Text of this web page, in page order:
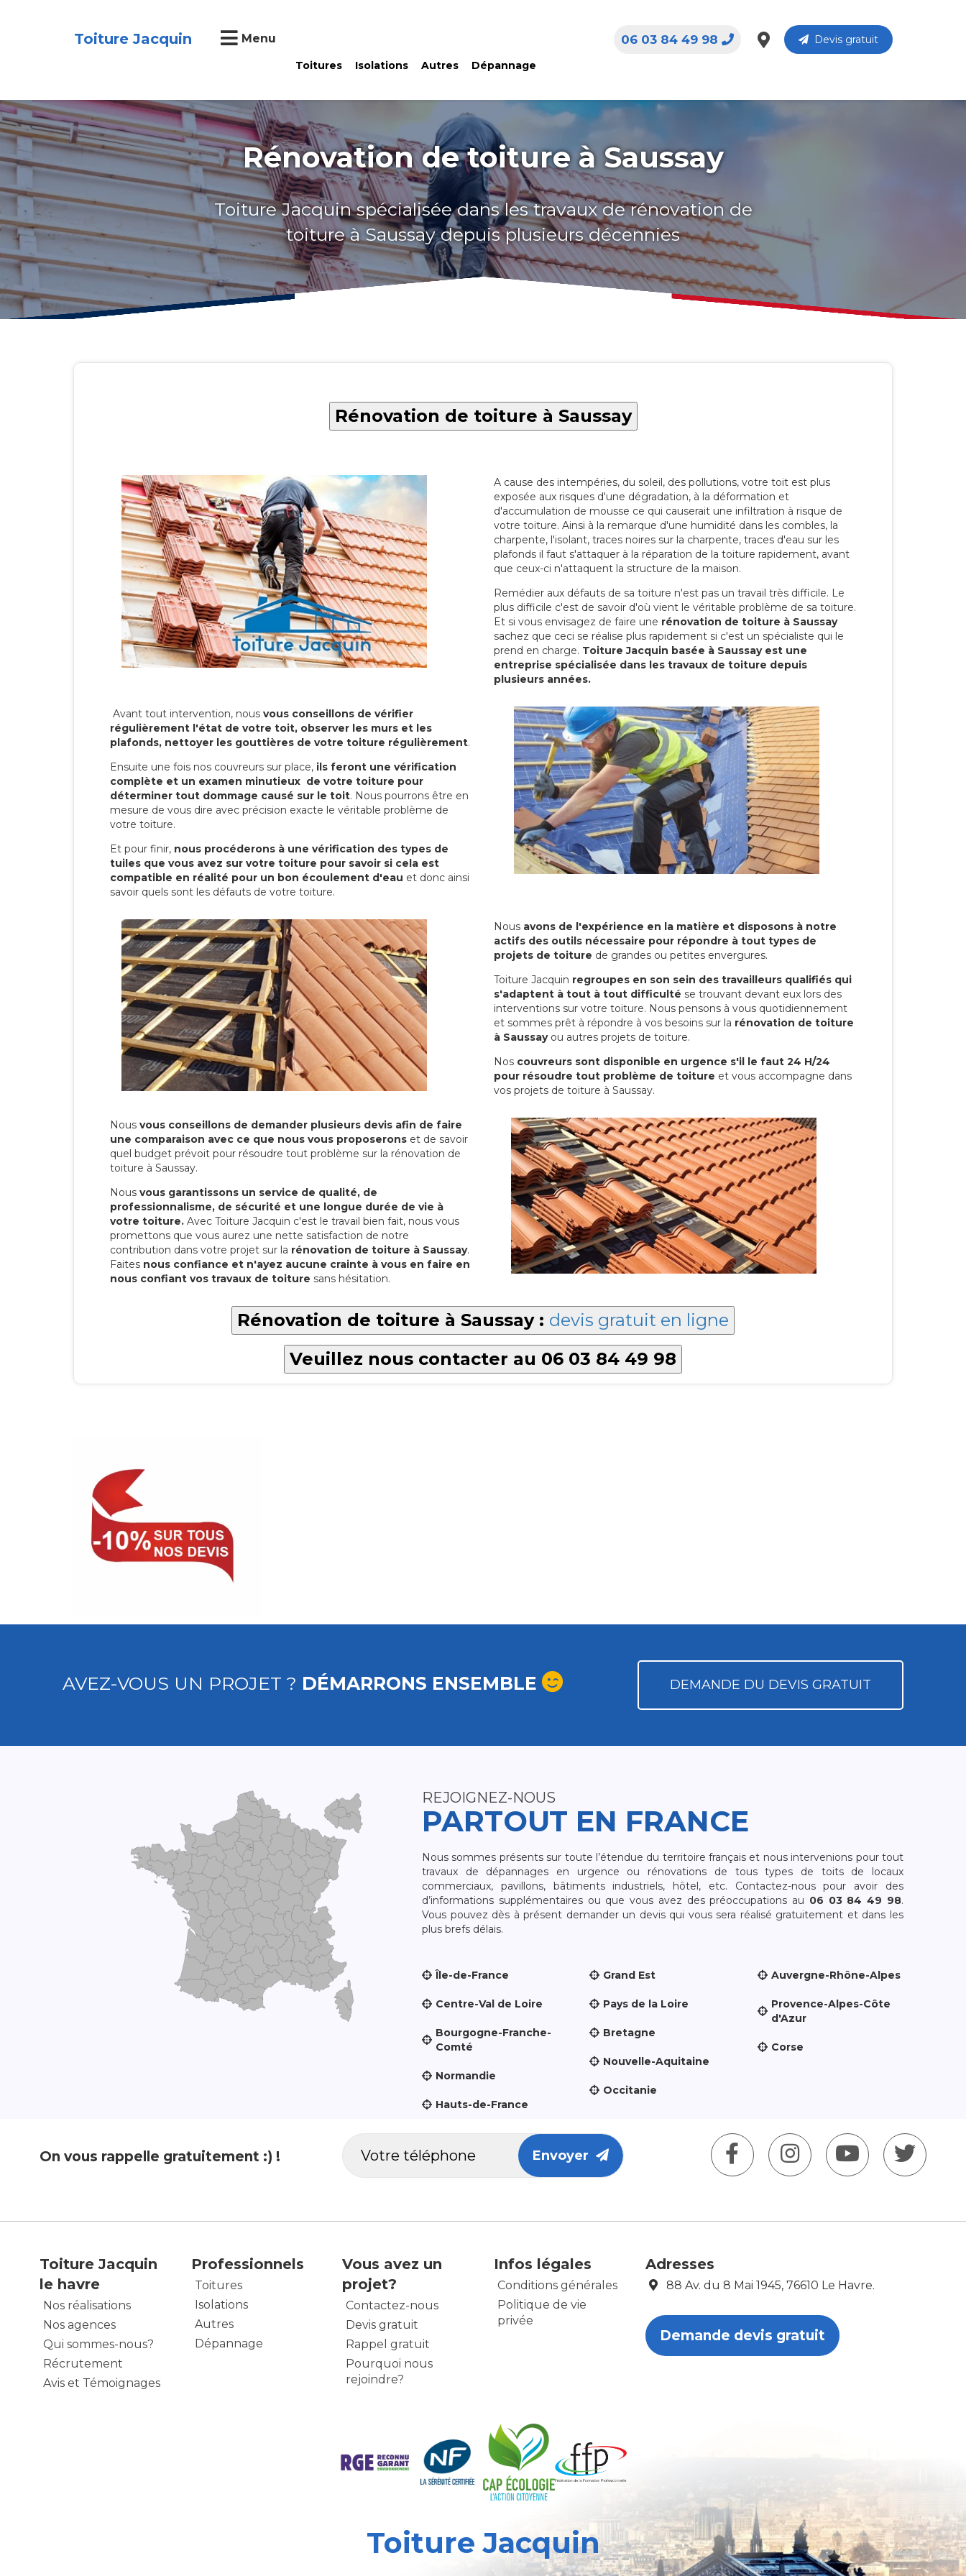
Toiture Jacquin Menu
Toitures Isolations Autres Dépannage
Devis gratuit
06 03 84 49 98
Rénovation de toiture à Saussay
Toiture Jacquin spécialisée dans les travaux de rénovation de
toiture à Saussay depuis plusieurs décennies
Rénovation de toiture à Saussay
A cause des intempéries, du soleil, des pollutions, votre toit est plus
exposée aux risques d'une dégradation, à la déformation et
d'accumulation de mousse ce qui causerait une infiltration à risque de
votre toiture. Ainsi à la remarque d'une humidité dans les combles, la
charpente, l'isolant, traces noires sur la charpente, traces d'eau sur les
plafonds il faut s'attaquer à la réparation de la toiture rapidement, avant
que ceux-ci n'attaquent la structure de la maison.
Remédier aux défauts de sa toiture n'est pas un travail très difficile. Le
plus difficile c'est de savoir d'où vient le véritable problème de sa toiture.
Et si vous envisagez de faire une rénovation de toiture à Saussay
sachez que ceci se réalise plus rapidement si c'est un spécialiste qui le
prend en charge. Toiture Jacquin basée à Saussay est une
entreprise spécialisée dans les travaux de toiture depuis
plusieurs années.
Avant tout intervention, nous vous conseillons de vérifier
régulièrement l'état de votre toit, observer les murs et les
plafonds, nettoyer les gouttières de votre toiture régulièrement.
Ensuite une fois nos couvreurs sur place, ils feront une vérification
complète et un examen minutieux de votre toiture pour
déterminer tout dommage causé sur le toit. Nous pourrons être en
mesure de vous dire avec précision exacte le véritable problème de
votre toiture.
Et pour finir, nous procéderons à une vérification des types de
tuiles que vous avez sur votre toiture pour savoir si cela est
compatible en réalité pour un bon écoulement d'eau et donc ainsi
savoir quels sont les défauts de votre toiture.
Nous avons de l'expérience en la matière et disposons à notre
actifs des outils nécessaire pour répondre à tout types de
projets de toiture de grandes ou petites envergures.
Toiture Jacquin regroupes en son sein des travailleurs qualifiés qui
s'adaptent à tout à tout difficulté se trouvant devant eux lors des
interventions sur votre toiture. Nous pensons à vous quotidiennement
et sommes prêt à répondre à vos besoins sur la rénovation de toiture
à Saussayou autres projets de toiture.
Nos couvreurs sont disponible en urgence s'il le faut 24 H/24
pour résoudre tout problème de toiture et vous accompagne dans
vos projets de toiture à Saussay.
Nous vous conseillons de demander plusieurs devis afin de faire
une comparaison avec ce que nous vous proposerons et de savoir
quel budget prévoit pour résoudre tout problème sur la rénovation de
toiture à Saussay.
Nous vous garantissons un service de qualité, de
professionnalisme, de sécurité et une longue durée de vie à
votre toiture. Avec Toiture Jacquin c'est le travail bien fait, nous vous
promettons que vous aurez une nette satisfaction de notre
contribution dans votre projet sur la rénovation de toiture à Saussay.
Faites nous confiance et n'ayez aucune crainte à vous en faire en
nous confiant vos travaux de toiture sans hésitation.
Rénovation de toiture à Saussay : devis gratuit en ligne
Veuillez nous contacter au 06 03 84 49 98
AVEZ-VOUS UN PROJET ? DÉMARRONS ENSEMBLE DEMANDE DU DEVIS GRATUIT
REJOIGNEZ-NOUS
PARTOUT EN FRANCE
Nous sommes présents sur toute l’étendue du territoire français et nous intervenions pour tout
travaux de dépannages en urgence ou rénovations de tous types de toits de locaux
commerciaux, pavillons, bâtiments industriels, hôtel, etc. Contactez-nous pour avoir des
d’informations supplémentaires ou que vous avez des préoccupations au 06 03 84 49 98.
Vous pouvez dès à présent demander un devis qui vous sera réalisé gratuitement et dans les
plus brefs délais.
Île-de-France
Centre-Val de Loire
Bourgogne-Franche-
Comté
Normandie
Hauts-de-France
Grand Est
Pays de la Loire
Bretagne
Nouvelle-Aquitaine
Occitanie
Auvergne-Rhône-Alpes
Provence-Alpes-Côte
d'Azur
Corse
On vous rappelle gratuitement :) ! Envoyer
Toiture Jacquin
le havre
Nos réalisations
Nos agences
Qui sommes-nous?
Récrutement
Avis et Témoignages
Professionnels
Toitures
Isolations
Autres
Dépannage
Vous avez un
projet?
Contactez-nous
Devis gratuit
Rappel gratuit
Pourquoi nous
rejoindre?
Infos légales
Conditions générales
Politique de vie
privée
Adresses
88 Av. du 8 Mai 1945, 76610 Le Havre.
Demande devis gratuit
Toiture Jacquin